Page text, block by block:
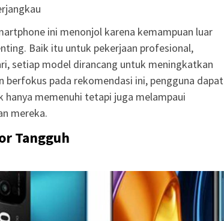
ini menonjol karena kemampuan luar
Baik itu untuk pekerjaan profesional,
setiap model dirancang untuk meningkatkan
berfokus pada rekomendasi ini, pengguna dapat
memenuhi tetapi juga melampaui
mereka.
Tangguh